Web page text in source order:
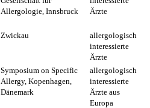
Allergologie, Innsbruck
Ärzte
Zwickau
allergologisch
interessierte
Ärzte
Symposium on Specific
Allergy, Kopenhagen,
Dänemark
allergologisch
interessierte
Ärzte aus
Europa